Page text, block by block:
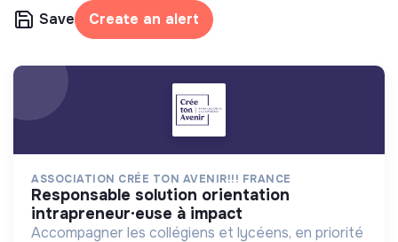
Save Create an alert
ASSOCIATION CRÉE TON AVENIR!!! FRANCE
responsable solution orientation
intrapreneur·euse à impact
Accompagner les collégiens et lycéens, en priorité